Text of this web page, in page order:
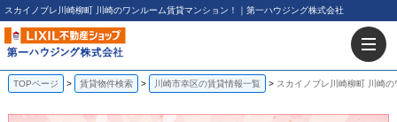
スカイノブレ川崎柳町 川崎のワンルーム賃貸マンション！｜第一ハウジング株式会社
TOPページ 賃貸物件検索 川崎市幸区の賃貸情報一覧 スカイノブレ川崎柳町 川崎